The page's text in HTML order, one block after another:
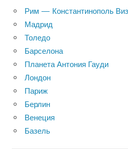
Рим — Константинополь
Мадрид
Толедо
Барселона
Планета Антония Гауди
Лондон
Париж
Берлин
Венеция
Базель